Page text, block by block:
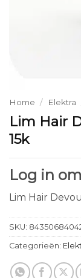
Home / Elektra
Lim Hair
15k
Log in
Lim Hair
SKU:
Categorieën: